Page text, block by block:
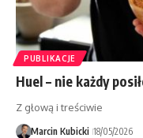
PUBLIKACJE
Huel – nie każdy
Z głową i treściwie
Marcin Kubicki 18/05/2026